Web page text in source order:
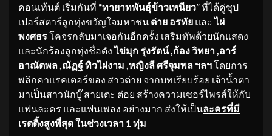
คอนเท้นต์ เริ่มกันที่ “ทายาทพันธุ์ข้าวเหนียว” ที่ได้คู่ซุป
เปอร์สตาร์ลูกทุ่งขวัญใจมหาชน ต่าย อรทัย และ ไผ่
พงศธรโคจรกลับมาเจอกันอีกครั้ง เสริมทัพด้วยนักแสดง
และนักร้องลูกทุ่งชื่อดังไข่มุก รุ่งรัตน์,ก้อง วิทยา ,อาร์
อาณัตพล ,ณัฏฐ์ ทิวไผ่งาม ,หญิงลี ศรีจุมพล ฯลฯโดยการ
พลิกคาแรคเตอร์ของ สาวต่าย จากบทเรียบร้อย เจ้าน้ำตา
มาเป็นสาวนักบู๊ สายเตะ ต่อย สร้างความเซอร์ไพรส์ให้กับ
แฟนละคร และแฟนเพลง อย่างมาก ส่งให้เป็นละครที่มี
เรตติ้งสูงที่สุด ในช่วงเวลา 1 ทุ่ม